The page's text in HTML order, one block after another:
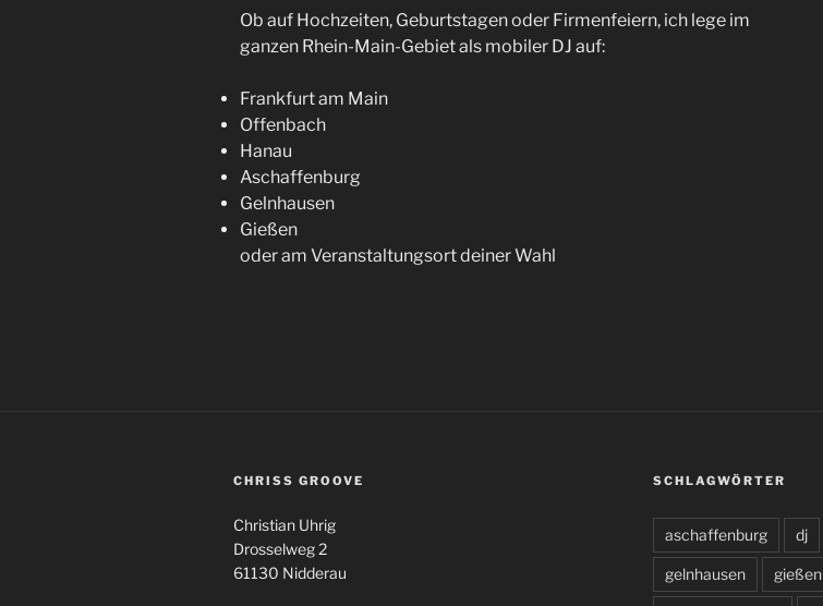
Ob auf Hochzeiten, Geburtstagen oder Firmenfeiern, ich lege im
ganzen Rhein-Main-Gebiet als mobiler DJ auf:
Frankfurt am Main
Offenbach
Hanau
Aschaffenburg
Gelnhausen
Gießen
oder am Veranstaltungsort deiner Wahl
CHRISS GROOVE
Christian Uhrig
Drosselweg 2
61130 Nidderau
SCHLAGWÖRTER
aschaffenburg dj
gelnhausen gießen